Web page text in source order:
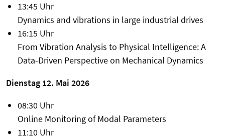
13:45 Uhr
Dynamics and vibrations in large industrial drives
16:15 Uhr
From Vibration Analysis to Physical Intelligence: A
Data-Driven Perspective on Mechanical Dynamics
Dienstag 12. Mai 2026
08:30 Uhr
Online Monitoring of Modal Parameters
11:10 Uhr